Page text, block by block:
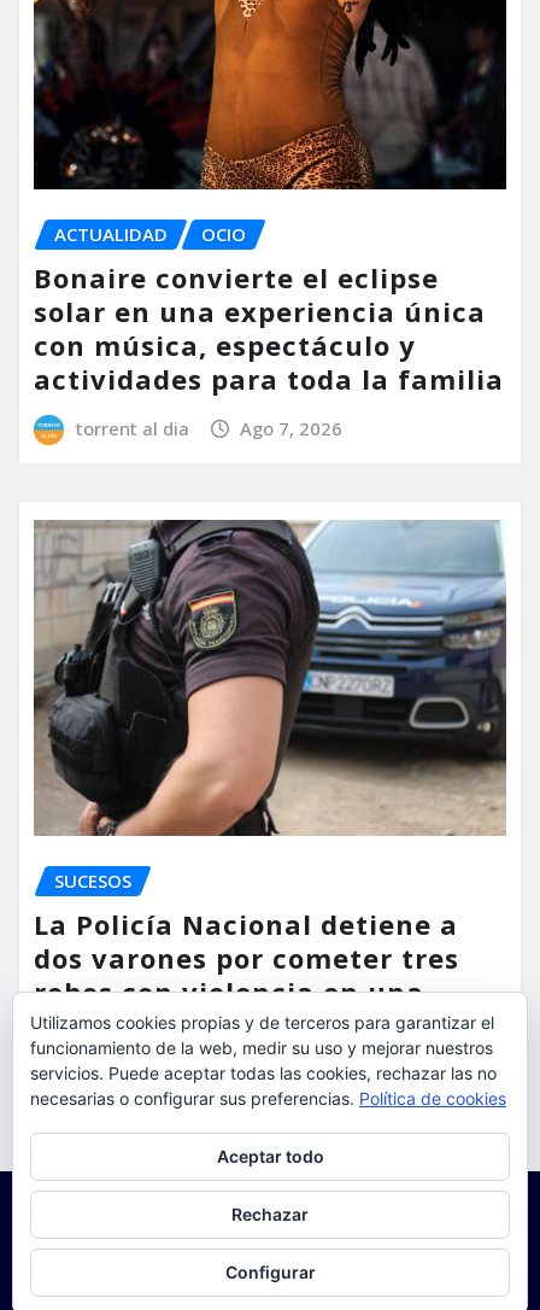
ACTUALIDAD OCIO
Bonaire convierte el eclipse
solar en una experiencia única
con música, espectáculo y
actividades para toda la familia
torrent al dia Ago 7, 2026
SUCESOS
La Policía Nacional detiene a
dos varones por cometer tres
robos con violencia en una
misma mañana
torrent al dia Ago 7, 2026
Utilizamos cookies propias y de terceros para garantizar el
funcionamiento de la web, medir su uso y mejorar nuestros
servicios. Puede aceptar todas las cookies, rechazar las no
necesarias o configurar sus preferencias. Política de cookies
Aceptar todo
Rechazar
Configurar
Para obtener más información, incluido cómo gestionar las cookies,